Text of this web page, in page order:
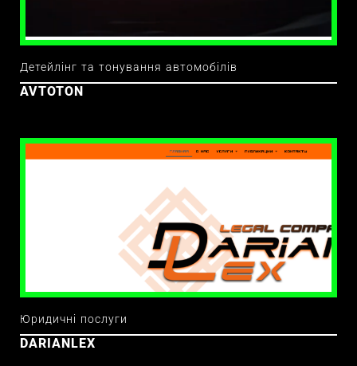
AVTOTON
Детейлінг та тонування автомобілів
DARIANLEX
Юридичні послуги